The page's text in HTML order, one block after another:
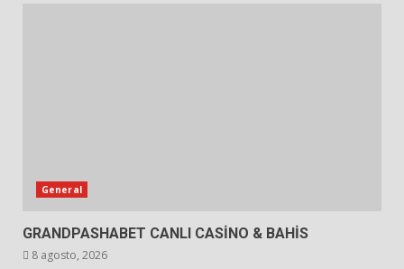
General
GRANDPASHABET CANLI CASİNO & BAHİS
8 agosto, 2026